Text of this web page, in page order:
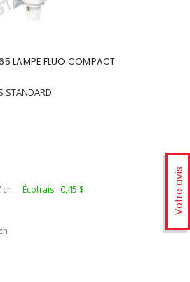
Votre avis
LAMPE FLUO COMPACT
STANDARD
ch Écofrais : 0,45 $
ch